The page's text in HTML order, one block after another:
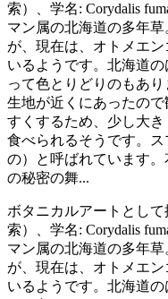
索）、学名: Corydalis
マン属の北海道の多年
が、現在は、オトメエ
いるようです。北海道
って色とりどりのもあ
生地が近くにあったの
すくするため、少し大き
食べられるそうです。
の）と呼ばれています
の秘密の舞...
ボタニカルアートとし
索）、学名: Corydalis
マン属の北海道の多年
が、現在は、オトメエ
いるようです。北海道